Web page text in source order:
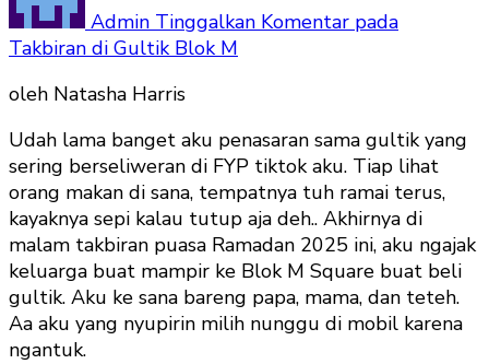
Admin Tinggalkan Komentar pada
Takbiran di Gultik Blok M
oleh Natasha Harris
Udah lama banget aku penasaran sama gultik yang
sering berseliweran di FYP tiktok aku. Tiap lihat
orang makan di sana, tempatnya tuh ramai terus,
kayaknya sepi kalau tutup aja deh.. Akhirnya di
malam takbiran puasa Ramadan 2025 ini, aku ngajak
keluarga buat mampir ke Blok M Square buat beli
gultik. Aku ke sana bareng papa, mama, dan teteh.
Aa aku yang nyupirin milih nunggu di mobil karena
ngantuk.